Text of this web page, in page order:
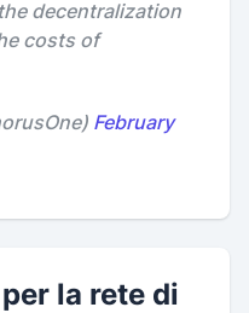
decentralization
costs of
February
la rete di